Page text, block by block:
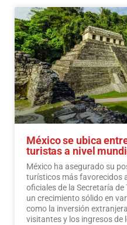
México se ubica
turistas a nivel
México ha asegurado su
turísticos más favorecidos
oficiales de la Secretaría
un crecimiento sólido en
como la inversión
visitantes y los ingresos de